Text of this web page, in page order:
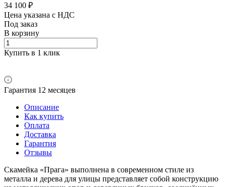
34 100 ₽
Цена указана с НДС
Под заказ
В корзину
Купить в 1 клик
Гарантия 12 месяцев
Описание
Как купить
Оплата
Доставка
Гарантия
Отзывы
Скамейка «Прага» выполнена в современном стиле из
металла и дерева для улицы представляет собой конструкцию